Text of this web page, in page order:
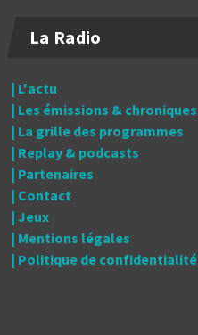
La Radio
| L'actu
| Les émissions & chroniques
| La grille des programmes
| Replay & podcasts
| Partenaires
| Contact
| Jeux
| Mentions légales
| Politique de confidentialité